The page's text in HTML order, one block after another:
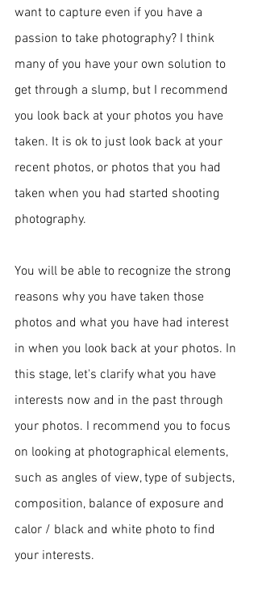
want to capture even if you have a
passion to take photography? I think
many of you have your own solution to
get through a slump, but I recommend
you look back at your photos you have
taken. It is ok to just look back at your
recent photos, or photos that you had
taken when you had started shooting
photography.
You will be able to recognize the strong
reasons why you have taken those
photos and what you have had interest
in when you look back at your photos. In
this stage, let's clarify what you have
interests now and in the past through
your photos. I recommend you to focus
on looking at photographical elements,
such as angles of view, type of subjects,
composition, balance of exposure and
calor / black and white photo to find
your interests.